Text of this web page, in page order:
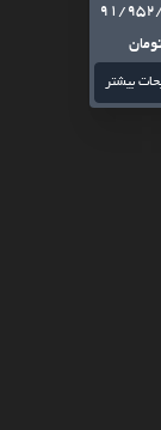
91/
بیشتر